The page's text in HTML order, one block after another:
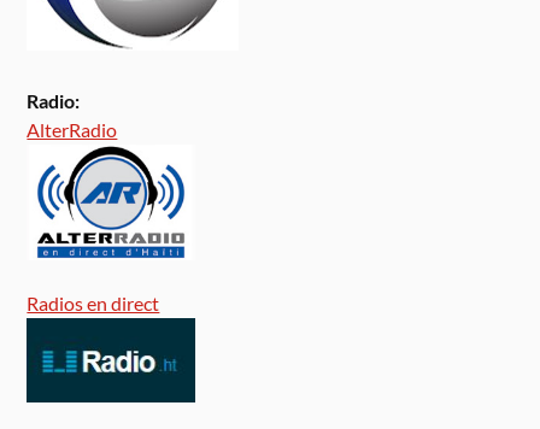
Radio:
AlterRadio
Radios en direct